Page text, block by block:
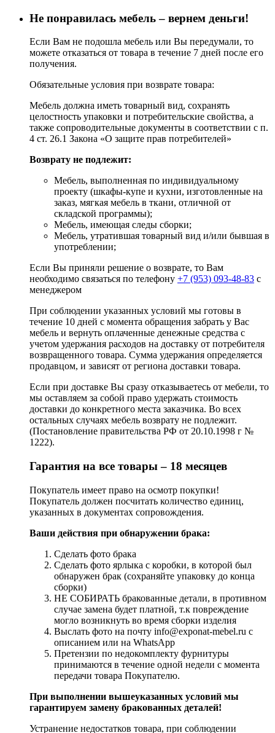
Не понравилась мебель – вернем деньги!
Если Вам не подошла мебель или Вы передумали, то
можете отказаться от товара в течение 7 дней после его
получения.
Обязательные условия при возврате товара:
Мебель должна иметь товарный вид, сохранять
целостность упаковки и потребительские свойства, а
также сопроводительные документы в соответствии с п.
4 ст. 26.1 Закона «О защите прав потребителей»
Возврату не подлежит:
Мебель, выполненная по индивидуальному
проекту (шкафы-купе и кухни, изготовленные на
заказ, мягкая мебель в ткани, отличной от
складской программы);
Мебель, имеющая следы сборки;
Мебель, утратившая товарный вид и/или бывшая в
употреблении;
Если Вы приняли решение о возврате, то Вам
необходимо связаться по телефону +7 (953) 093-48-83 с
менеджером
При соблюдении указанных условий мы готовы в
течение 10 дней с момента обращения забрать у Вас
мебель и вернуть оплаченные денежные средства с
учетом удержания расходов на доставку от потребителя
возвращенного товара. Сумма удержания определяется
продавцом, и зависят от региона доставки товара.
Если при доставке Вы сразу отказываетесь от мебели, то
мы оставляем за собой право удержать стоимость
доставки до конкретного места заказчика. Во всех
остальных случаях мебель возврату не подлежит.
(Постановление правительства РФ от 20.10.1998 г №
1222).
Гарантия на все товары – 18 месяцев
Покупатель имеет право на осмотр покупки!
Покупатель должен посчитать количество единиц,
указанных в документах сопровождения.
Ваши действия при обнаружении брака:
Сделать фото брака
Сделать фото ярлыка с коробки, в которой был
обнаружен брак (сохраняйте упаковку до конца
сборки)
НЕ СОБИРАТЬ бракованные детали, в противном
случае замена будет платной, т.к повреждение
могло возникнуть во время сборки изделия
Выслать фото на почту info@exponat-mebel.ru с
описанием или на WhatsApp
Претензии по недокомплекту фурнитуры
принимаются в течение одной недели с момента
передачи товара Покупателю.
При выполнении вышеуказанных условий мы
гарантируем замену бракованных деталей!
Устранение недостатков товара, при соблюдении